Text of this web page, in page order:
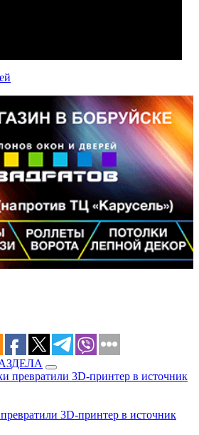
3D-принтер в источник